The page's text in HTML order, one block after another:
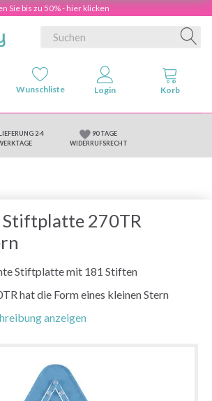
Sie bis zu 50% - hier klicken
2-4
90 TAGE
WIDERRUFSRECHT
Stiftplatte 270TR
Stiftplatte mit 181 Stiften
hat die Form eines kleinen Stern
anzeigen